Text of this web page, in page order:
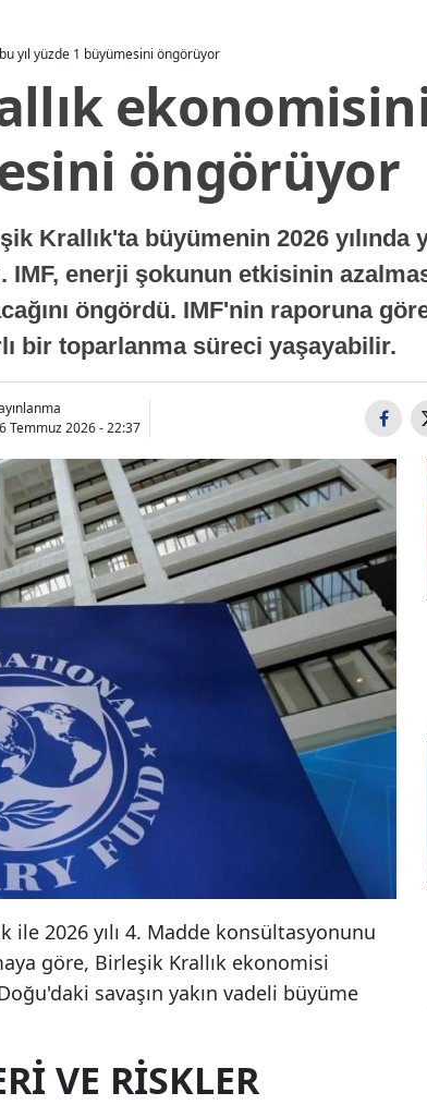
yıl yüzde 1 büyümesini öngörüyor
öngörüyor
Krallık'ta büyümenin 2026 yılında
IMF, enerji şokunun etkisinin
öngördü. IMF'nin raporuna
bir toparlanma süreci yaşayabilir.
Temmuz 2026 - 22:37
2026 yılı 4. Madde konsültasyonunu
göre, Birleşik Krallık ekonomisi
savaşın yakın vadeli büyüme
VE RISKLER